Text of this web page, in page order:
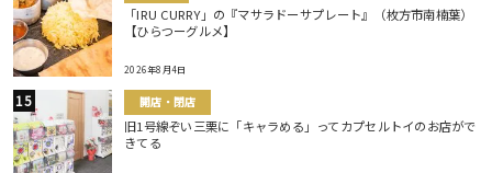
「IRU CURRY」の『マサラドーサプレート』（枚方市南楠葉）
【ひらつーグルメ】
2026年8月4日
開店・閉店
旧1号線ぞい三栗に「キャラめる」ってカプセルトイのお店がで
きてる